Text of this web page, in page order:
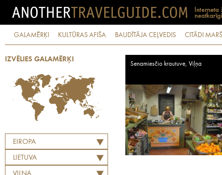
GALAMĒRĶI KULTŪRAS AFIŠA BAUDĪTĀJA CEĻVEDIS CITĀDI
IZVĒLIES GALAMĒRĶI
EIROPA
LIETUVA
Senamiesčio krautuve, Viļņa